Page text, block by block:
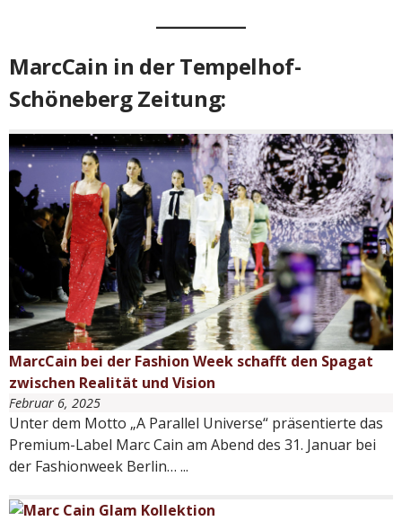
MarcCain in der Tempelhof-
Schöneberg Zeitung:
MarcCain bei der Fashion Week schafft den Spagat
zwischen Realität und Vision
Februar 6, 2025
Unter dem Motto „A Parallel Universe“ präsentierte das
Premium-Label Marc Cain am Abend des 31. Januar bei
der Fashionweek Berlin… ...